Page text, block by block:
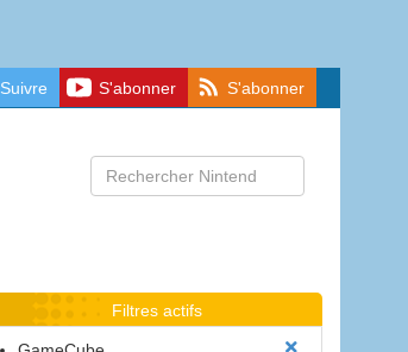
Suivre S'abonner S'abonner
Filtres actifs